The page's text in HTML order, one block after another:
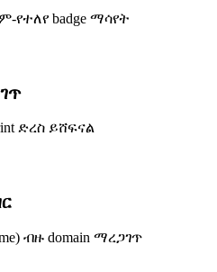
የተለየ badge ማሳየት
ድረስ ይሸፍናል
ብዙ domain ማረጋገጥ